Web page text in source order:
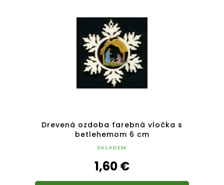
Drevená ozdoba farebná vločka s
betlehemom 6 cm
SKLADEM
1,60 €